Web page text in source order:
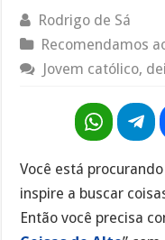
Rodrigo de Sá
Recomendamos
Jovem católico,
Você está
inspire a buscar
Então você precisa